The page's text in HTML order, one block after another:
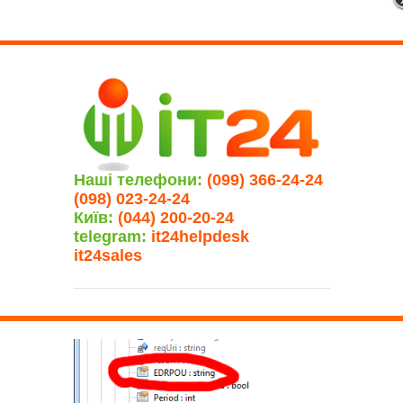
Наші телефони: (099) 366-24-24
(098) 023-24-24
Київ: (044) 200-20-24
telegram: it24helpdesk
it24sales